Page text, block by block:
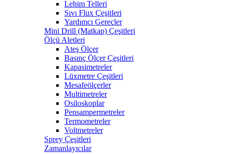
Lehim Telleri
Sıvı Flux Çeşitleri
Yardımcı Gereçler
Mini Drill (Matkap) Çeşitleri
Ölçü Aletleri
Ateş Ölçer
Basınç Ölçer Çeşitleri
Kapasimetreler
Lüxmetre Çeşitleri
Mesafeölçerler
Multimetreler
Osiloskoplar
Pensampermetreler
Termometreler
Voltmetreler
Sprey Çeşitleri
Zamanlayıcılar